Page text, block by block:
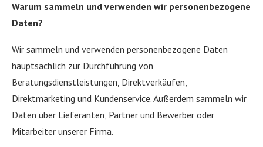
Warum sammeln und verwenden wir personenbezogene
Daten?
Wir sammeln und verwenden personenbezogene Daten
hauptsächlich zur Durchführung von
Beratungsdienstleistungen, Direktverkäufen,
Direktmarketing und Kundenservice. Außerdem sammeln wir
Daten über Lieferanten, Partner und Bewerber oder
Mitarbeiter unserer Firma.